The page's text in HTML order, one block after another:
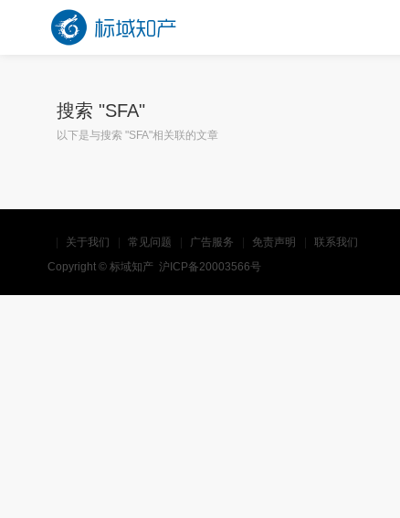
搜索 "SFA"
以下是与搜索 "SFA"相关联的文章
关于我们 常见问题 广告服务 免责声明
联系我们
Copyright © 标域知产 沪ICP备20003566号